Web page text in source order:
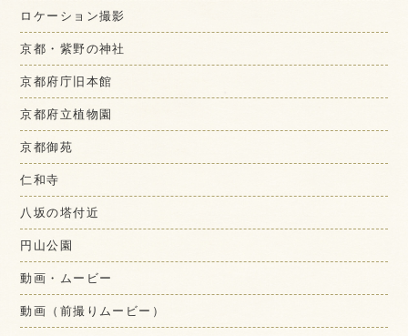
ロケーション撮影
京都・紫野の神社
京都府庁旧本館
京都府立植物園
京都御苑
仁和寺
八坂の塔付近
円山公園
動画・ムービー
動画（前撮りムービー）